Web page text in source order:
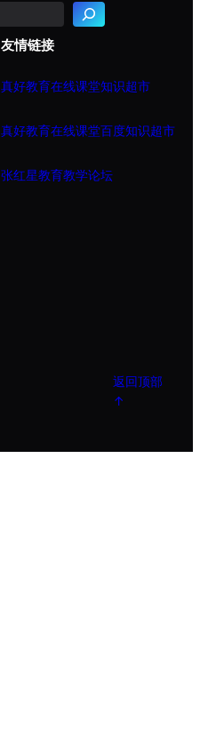
友情链接
真好教育在线课堂知识超市
真好教育在线课堂百度知识超市
张红星教育教学论坛
返回顶部
↑